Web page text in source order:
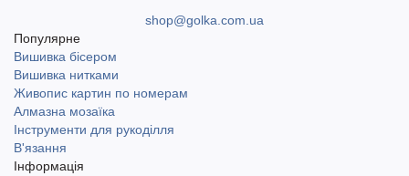
shop@golka.com.ua
Популярне
Вишивка бісером
Вишивка нитками
Живопис картин по номерам
Алмазна мозаїка
Інструменти для рукоділля
В'язання
Інформація